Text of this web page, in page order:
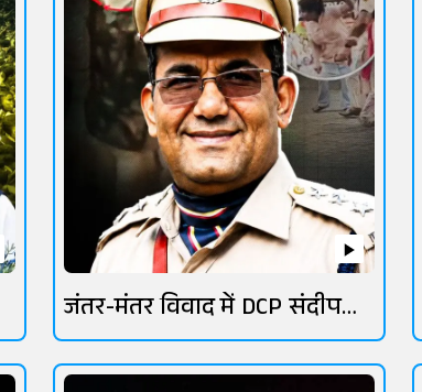
जंतर-मंतर विवाद में DCP संदीप
लांबा चर्चा में